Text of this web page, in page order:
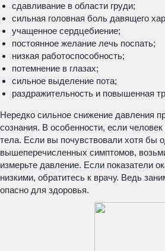
сдавливание в области груди;
сильная головная боль давящего
учащенное сердцебиение;
постоянное желание лечь поспать;
низкая работоспособность;
потемнение в глазах;
сильное выделение пота;
раздражительность и повышенная
Нередко сильное снижение давления
сознания. В особенности, если
тела. Если вы почувствовали хотя бы
вышеперечисленных симптомов,
измерьте давление. Если показатели
низкими, обратитесь к врачу. Ведь
опасно для здоровья.